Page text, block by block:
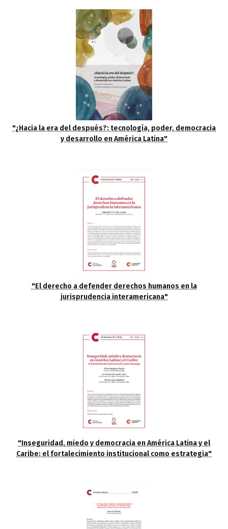
"¿Hacia la era del después?: tecnología, poder, democracia
y desarrollo en América Latina"
"El derecho a defender derechos humanos en la
jurisprudencia interamericana"
"Inseguridad, miedo y democracia en América Latina y el
Caribe: el fortalecimiento institucional como estrategia"